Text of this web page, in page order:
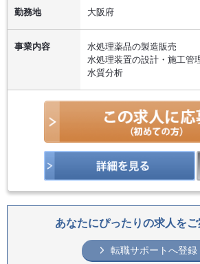
勤務地 大阪府
事業内容
水処理薬品の製造販売
水処理装置の設計・施工管
水質分析
あなたにぴったりの求人を
転職サポートへ登録